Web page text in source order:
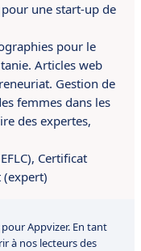
une start-up de
pour le
Articles web
Gestion de
femmes dans les
des expertes,
Certificat
(expert)
Appvizer. En tant
à nos lecteurs des